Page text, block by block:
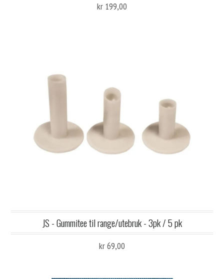
kr 199,00
JS - Gummitee til range/utebruk - 3pk / 5 pk
kr 69,00